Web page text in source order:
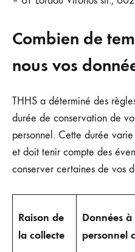
Combien de
nous vos
THHS a déterminé des
durée de conservation de
personnel. Cette durée
et doit tenir compte des
conserver certaines de vos
Raison de
la collecte
Données
personnel